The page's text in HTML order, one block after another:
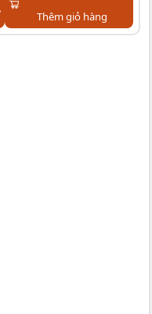
Thêm giỏ hàng